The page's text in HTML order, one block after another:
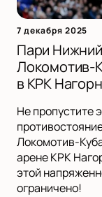
7 декабря 2025
Пари
Локомотив-
в КРК
Не пропустите
Локомотив-
арене КРК
этой
ограничено!